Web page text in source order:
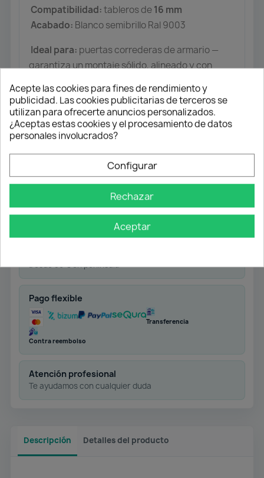
Compatibilidad:tableros de16 mm
Acabado: Blanco semibrillo Ral 9003
Ideal para: puertas correderas de armario —
garantiza un montaje sólido, alineado y con
Importante:producto indicadosolo para
puertas correderas de armario. No se
recomienda para otros usos.
Desde 50 € en península
Pago flexible
Transferencia
Contra reembolso
Atención profesional
Te ayudamos con cualquier duda
Descripción Detalles del producto
Acepte las cookies para fines de rendimiento y
publicidad. Las cookies publicitarias de terceros se
utilizan para ofrecerte anuncios personalizados.
¿Aceptas estas cookies y el procesamiento de datos
personales involucrados?
Configurar
Rechazar
Aceptar